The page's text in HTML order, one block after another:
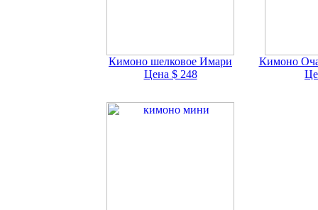
Кимоно шелковое Имари
Цена $ 248
Кимоно